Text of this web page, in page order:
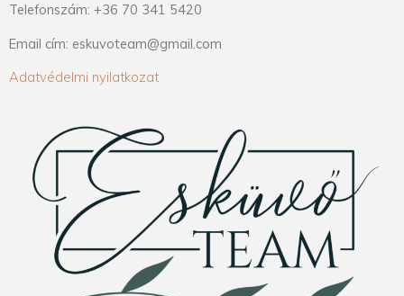
Telefonszám: +36 70 341 5420
Email cím: eskuvoteam@gmail.com
Adatvédelmi nyilatkozat